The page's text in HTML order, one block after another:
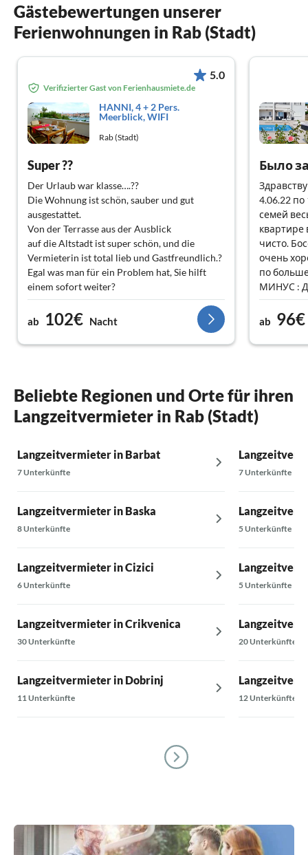
Gästebewertungen unserer
Ferienwohnungen in Rab (Stadt)
5.0
Verifizierter Gast von Ferienhausmiete.de
HANNI, 4 + 2 Pers.
Meerblick, WIFI
Rab (Stadt)
Super ??
Der Urlaub war klasse….??
Die Wohnung ist schön, sauber und gut
ausgestattet.
Von der Terrasse aus der Ausblick
auf die Altstadt ist super schön, und die
Vermieterin ist total lieb und Gastfreundlich.?
Egal was man für ein Problem hat, Sie hilft
einem sofort weiter?
Kann die Wohnung nur
weiterempfehlen⭐️⭐️⭐️⭐️⭐️
ab 102€ Nacht
Было
4.06.22
семей
квартире
чисто.
очень
по
МИНУС :
обратно
парковка
СОВЕТУЮ
ab 96€
Beliebte Regionen und Orte für ihren
Langzeitvermieter in Rab (Stadt)
Langzeitvermieter in Barbat
7 Unterkünfte
Langzeitvermieter in Baska
8 Unterkünfte
Langzeitvermieter in Cizici
6 Unterkünfte
Langzeitvermieter in Crikvenica
30 Unterkünfte
Langzeitvermieter in Dobrinj
11 Unterkünfte
7 Unterkünfte
5 Unterkünfte
5 Unterkünfte
20 Unterkünfte
12 Unterkünfte